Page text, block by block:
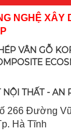
NGHỆ XÂY
VÂN GỖ
THẤT - AN
266 Đường
Hà Tĩnh